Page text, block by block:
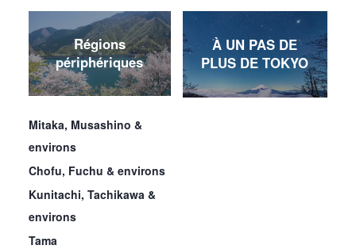
Régions
périphériques
Mitaka, Musashino &
environs
Chofu, Fuchu & environs
Kunitachi, Tachikawa &
environs
Tama
À UN PAS DE
PLUS DE TOKYO